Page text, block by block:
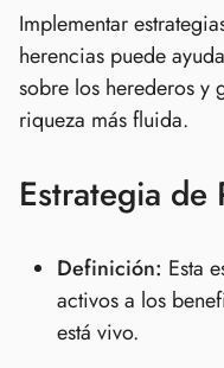
Implementar
herencias puede
sobre los herederos y
riqueza más fluida.
Estrategia de
Definición: Esta
activos a los
está vivo.